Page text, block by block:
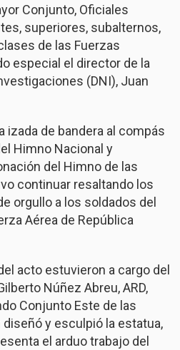
Conjunto, Oficiales
superiores, subalternos,
de las Fuerzas
especial el director de la
(DNI), Juan
izada de bandera al compás
Himno Nacional y
del Himno de las
continuar resaltando los
orgullo a los soldados del
Aérea de República
acto estuvieron a cargo del
Núñez Abreu, ARD,
Conjunto Este de las
y esculpió la estatua,
el arduo trabajo del